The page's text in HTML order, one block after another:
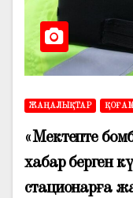
ЖАҢАЛЫҚТАР ҚОҒАМ
«Мектепте
хабар берген
стационарға